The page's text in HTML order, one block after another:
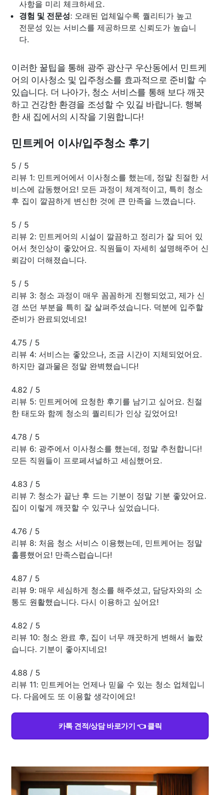
사항을 미리 체크하세요.
경험 및 전문성: 오래된 업체일수록 퀄리티가 높고
전문성 있는 서비스를 제공하므로 신뢰도가 높습니
다.
이러한 꿀팁을 통해 광주 광산구 우산동에서 민트케
어의 이사청소 및 입주청소를 효과적으로 준비할 수
있습니다. 더 나아가, 청소 서비스를 통해 보다 깨끗
하고 건강한 환경을 조성할 수 있길 바랍니다. 행복
한 새 집에서의 시작을 기원합니다!
민트케어 이사/입주청소 후기
5 / 5
리뷰 1: 민트케어에서 이사청소를 했는데, 정말 친절한 서
비스에 감동했어요! 모든 과정이 체계적이고, 특히 청소
후 집이 깔끔하게 변신한 것에 큰 만족을 느꼈습니다.
5 / 5
리뷰 2: 민트케어의 시설이 깔끔하고 정리가 잘 되어 있
어서 첫인상이 좋았어요. 직원들이 자세히 설명해주어 신
뢰감이 더해졌습니다.
5 / 5
리뷰 3: 청소 과정이 매우 꼼꼼하게 진행되었고, 제가 신
경 쓰던 부분을 특히 잘 살펴주셨습니다. 덕분에 입주할
준비가 완료되었네요!
4.75 / 5
리뷰 4: 서비스는 좋았으나, 조금 시간이 지체되었어요.
하지만 결과물은 정말 완벽했습니다!
4.82 / 5
리뷰 5: 민트케어에 요청한 후기를 남기고 싶어요. 친절
한 태도와 함께 청소의 퀄리티가 인상 깊었어요!
4.78 / 5
리뷰 6: 광주에서 이사청소를 했는데, 정말 추천합니다!
모든 직원들이 프로페셔널하고 세심했어요.
4.83 / 5
리뷰 7: 청소가 끝난 후 드는 기분이 정말 기분 좋았어요.
집이 이렇게 깨끗할 수 있구나 싶었습니다.
4.76 / 5
리뷰 8: 처음 청소 서비스 이용했는데, 민트케어는 정말
훌륭했어요! 만족스럽습니다!
4.87 / 5
리뷰 9: 매우 세심하게 청소를 해주셨고, 담당자와의 소
통도 원활했습니다. 다시 이용하고 싶어요!
4.82 / 5
리뷰 10: 청소 완료 후, 집이 너무 깨끗하게 변해서 놀랐
습니다. 기분이 좋아지네요!
4.88 / 5
리뷰 11: 민트케어는 언제나 믿을 수 있는 청소 업체입니
다. 다음에도 또 이용할 생각이에요!
카톡 견적/상담 바로가기 👈 클릭